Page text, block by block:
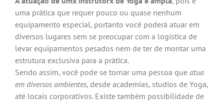
uma prática que requer pouco ou quase nenhum
equipamento especial, portanto você poderá atuar em
diversos lugares sem se preocupar com a logística de
levar equipamentos pesados nem de ter de montar uma
estrutura exclusiva para a prática.
Sendo assim, você pode se tornar uma pessoa que atua
em diversos ambientes, desde academias, studios de Yoga,
até locais corporativos. Existe também possibilidade de